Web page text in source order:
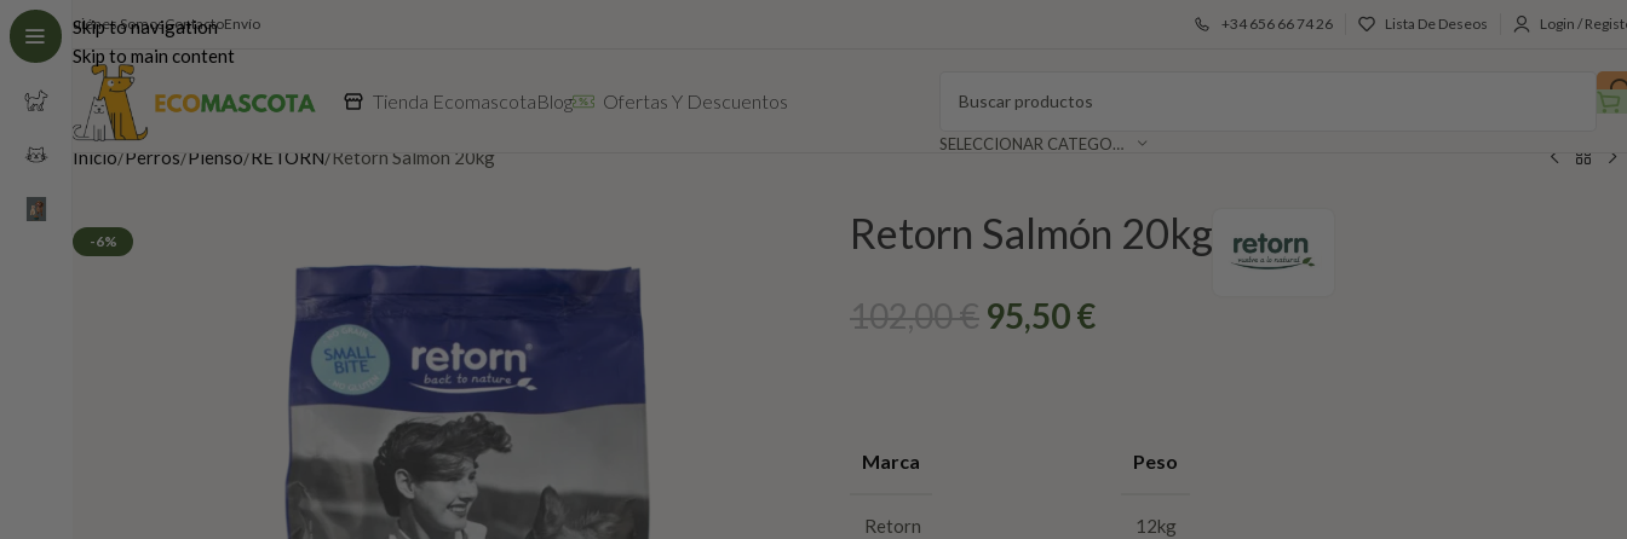
Skip to navigation
Skip to main content
Quiénes SomosContactoEnvío +34 656 66 74 26 Lista De Deseos Login /
Tienda EcomascotaBlog Ofertas Y Descuentos
SELECCIONAR CATEGORÍA
Inicio Perros Pienso RETORN Retorn Salmón 20kg
-6% Retorn Salmón 20kg
102,00€ 95,50€
Marca
Retorn
Peso
12kg